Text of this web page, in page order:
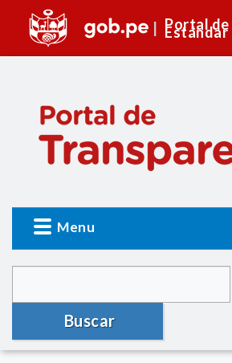
Portal de
Estándar
Menu
Buscar